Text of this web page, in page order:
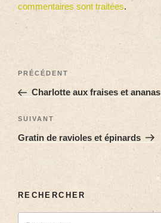
commentaires sont traitées.
PRÉCÉDENT
Charlotte aux fraises et ananas
SUIVANT
Gratin de ravioles et épinards
RECHERCHER